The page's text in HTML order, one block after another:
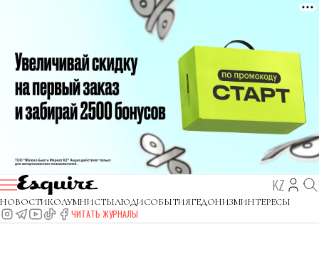
KZ
НОВОСТИКОЛУМНИСТЫЛЮДИСОБЫТИЯГЕДОНИЗМИНТЕРЕСЫ
ЧИТАТЬ ЖУРНАЛЫ